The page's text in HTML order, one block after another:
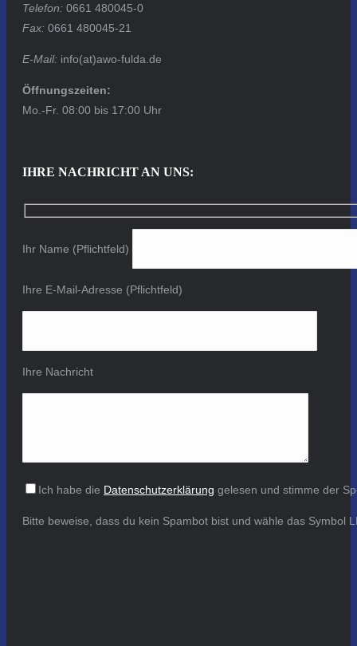
Telefon: 0661 480045-0
Fax: 0661 480045-21
E-Mail: info(at)awo-fulda.de
Öffnungszeiten:
Mo.-Fr. 08:00 bis 17:00 Uhr
IHRE NACHRICHT AN UNS:
Ihr Name (Pflichtfeld)
Ihre E-Mail-Adresse (Pflichtfeld)
Ihre Nachricht
Ich habe die Datenschutzerklärung gelesen und stimme der
Bitte beweise, dass du kein Spambot bist und wähle das Symbol